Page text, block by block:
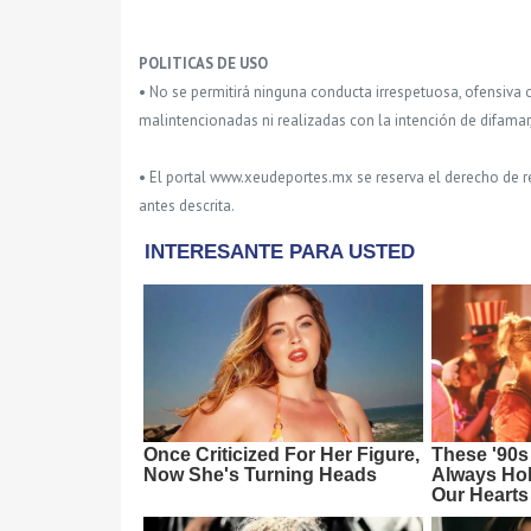
POLITICAS DE USO
• No se permitirá ninguna conducta irrespetuosa,
malintencionadas ni realizadas con la intención de
• El portal www.xeudeportes.mx se reserva el derecho
antes descrita.